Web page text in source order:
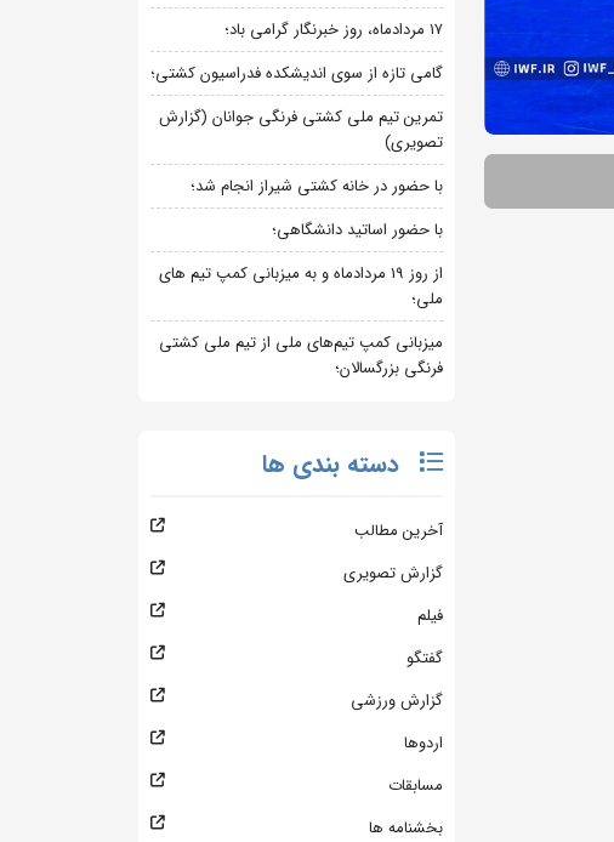
۱۷ مردادماه، روز خبرنگار گرامی باد؛
گامی تازه از سوی اندیشکده فدراسیون کشتی؛
تمرین تیم ملی کشتی فرنگی جوانان (گزارش
تصویری)
با حضور در خانه کشتی شیراز انجام شد؛
با حضور اساتید دانشگاهی؛
از روز 19 مردادماه و به میزبانی کمپ تیم های
ملی؛
میزبانی کمپ تیم‌های ملی از تیم ملی کشتی
فرنگی بزرگسالان؛
دسته بندی ها
آخرین مطالب
گزارش تصویری
فیلم
گفتگو
گزارش ورزشی
اردوها
مسابقات
بخشنامه ها